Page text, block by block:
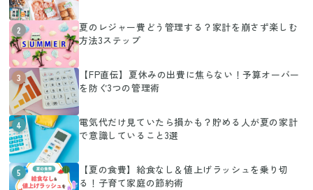
2
夏のレジャー費どう管理する？家計を崩さず楽しむ
方法3ステップ
3
【FP直伝】夏休みの出費に焦らない！予算オーバー
を防ぐ3つの管理術
4
電気代だけ見ていたら損かも？貯める人が夏の家計
で意識していること3選
5
【夏の食費】給食なし＆値上げラッシュを乗り切
る！子育て家庭の節約術